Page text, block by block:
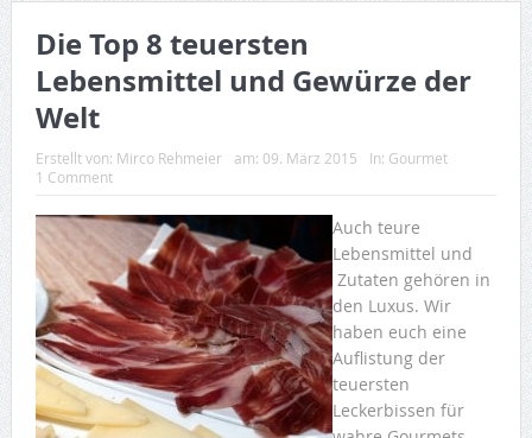
Die Top 8 teuersten
Lebensmittel und Gewürze der
Welt
Erstellt von: Mirco Rehmeier am: 09. März 2015 In: Gourmet
1 Comment
Auch teure
Lebensmittel und
Zutaten gehören in
den Luxus. Wir
haben euch eine
Auflistung der
teuersten
Leckerbissen für